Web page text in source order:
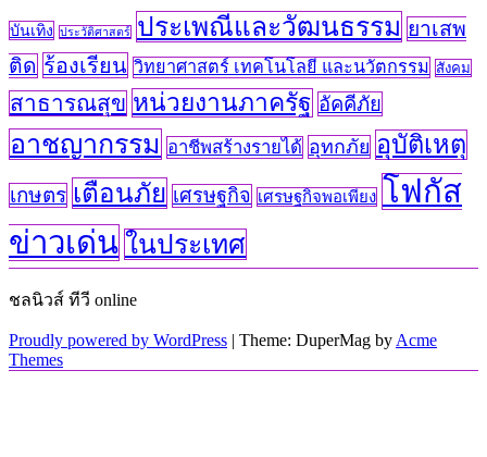
บันเทิง ประวัติศาสตร์ ประเพณีและวัฒนธรรม ยาเสพ
ติด ร้องเรียน วิทยาศาสตร์ เทคโนโลยี และนวัตกรรม สังคม
สาธารณสุข หน่วยงานภาครัฐ อัคคีภัย
อาชญากรรม อาชีพสร้างรายได้ อุทกภัย อุบัติเหตุ
เกษตร เตือนภัย เศรษฐกิจ เศรษฐกิจพอเพียง โฟกัส
ข่าวเด่น ในประเทศ
ชลนิวส์ ทีวี online
Proudly powered by WordPress | Theme: DuperMag by Acme
Themes